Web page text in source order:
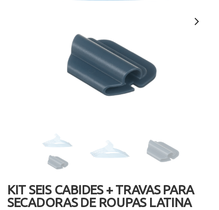
KIT SEIS CABIDES + TRAVAS PARA
SECADORAS DE ROUPAS LATINA